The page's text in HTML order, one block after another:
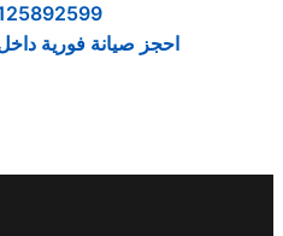
احجز صيانة فورية داخل